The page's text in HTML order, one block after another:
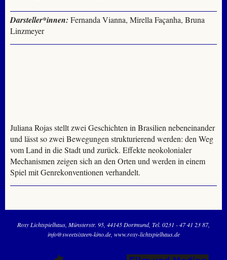
Darsteller*innen: Fernanda Vianna, Mirella Façanha, Bruna
Linzmeyer
Juliana Rojas stellt zwei Geschichten in Brasilien nebeneinander
und lässt so zwei Bewegungen strukturierend werden: den Weg
vom Land in die Stadt und zurück. Effekte neokolonialer
Mechanismen zeigen sich an den Orten und werden in einem
Spiel mit Genrekonventionen verhandelt.
Roxy Lichtspielhaus Münsterstr. 95 44145 Dortmund Tel. 0231 - 47 41 23 87
info@sweetsixteen-kino.de www.roxy-lichtspielhaus.de